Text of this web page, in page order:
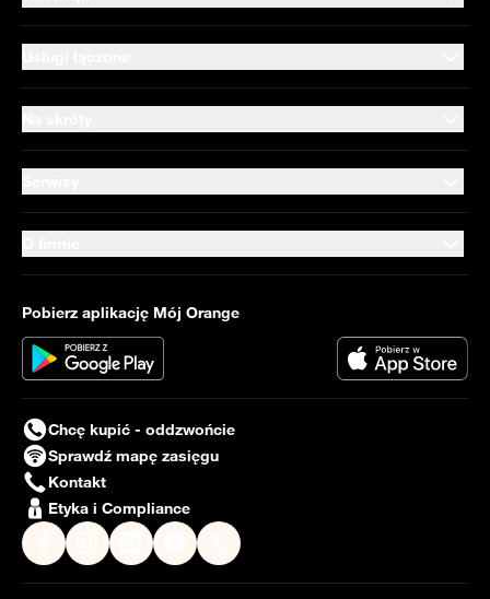
Pobierz aplikację Mój Orange
Chcę kupić - oddzwońcie
Sprawdź mapę zasięgu
Kontakt
Etyka i Compliance
Nasz profil na Facebook
Nasz profil na Instagram
Nasz profil na LinkedIN
Nasz profil na
Nasz profil na